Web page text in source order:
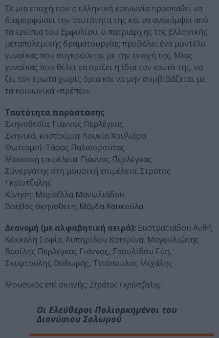
Σε μια εποχή που η ελληνική κοινωνία προσπαθεί να
διαμορφώσει την ταυτότητα της και να ανακάμψει από
τα ερείπια του Εμφυλίου, ο πατριάρχης της Ελληνικής
μεταπολεμικής δραματουργίας προβάλει ένα μοντέλο
γυναίκας που συγκρούεται με την εποχή της. Μιας
γυναίκας που θέλει να ορίζει η ίδια τον εαυτό της, να
ζει τον έρωτα χωρίς όρια και να μην συμβιβάζεται με
τα κοινωνικά «πρέπει».
Ταυτότητα παράστασης
Σκηνοθεσία: Γιάννος Περλέγκας
Σκηνικά, κοστούμια: Λουκία Χουλιάρα
Φωτισμοί: Τάσος Παλαιορούτας
Μουσική επιμέλεια: Γιάννος Περλέγκας
Συνεργάτης στη μουσική επιμέλεια: Στράτος
Γκρίντζαλης
Κίνηση: Μαρκέλλα Μανωλιάδου
Βοηθός σκηνοθέτη: Μάγδα Καυκούλα
Διανομή (με αλφαβητική σειρά): Ευστρατιάδου Ανθή,
Κόκκαλη Σοφία, Λυπηρίδου Κατερίνα, Μαγουλιώτης
Βασίλης Περλέγκας Γιάννος, Σαουλίδου Εύη,
Σκυφτούλης Θοδωρής, Τιτόπουλος Μιχάλης
Μουσικός επί σκηνής: Στράτος Γκρίντζαλης
Οι Ελεύθεροι Πολιορκημένοι του
Διονύσιου Σολωμού